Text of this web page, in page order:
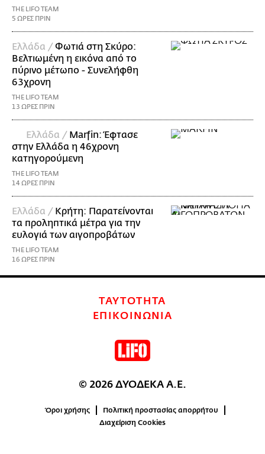
THE LIFO TEAM
5 ΩΡΕΣ ΠΡΙΝ
Ελλάδα /Φωτιά στη Σκύρο:
Βελτιωμένη η εικόνα από το
πύρινο μέτωπο - Συνελήφθη
63χρονη
THE LIFO TEAM
13 ΩΡΕΣ ΠΡΙΝ
Ελλάδα / Marfin: Έφτασε
στην Ελλάδα η 46χρονη
κατηγορούμενη
THE LIFO TEAM
14 ΩΡΕΣ ΠΡΙΝ
Ελλάδα / Κρήτη: Παρατείνονται
τα προληπτικά μέτρα για την
ευλογιά των αιγοπροβάτων
THE LIFO TEAM
16 ΩΡΕΣ ΠΡΙΝ
ΤΑΥΤΟΤΗΤΑ
ΕΠΙΚΟΙΝΩΝΙΑ
© 2026 ΔΥΟΔΕΚΑ Α.Ε.
Όροι χρήσης
Πολιτική προστασίας απορρήτου
Διαχείριση Cookies